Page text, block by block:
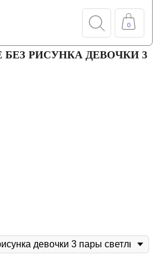
РИСУНКА ДЕВОЧКИ 3